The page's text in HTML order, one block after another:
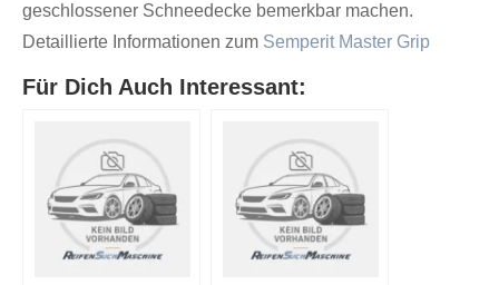
geschlossener Schneedecke bemerkbar machen.
Detaillierte Informationen zum Semperit Master Grip
Für Dich Auch Interessant: